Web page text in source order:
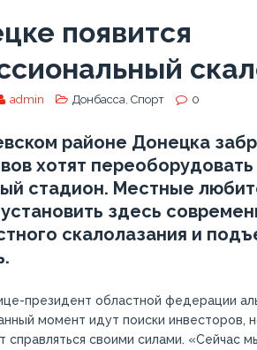
появится
admin Донбасса Спорт 0
районе Донецка
хотят
стадион. Местные
здесь
скалолазания и
президент областной федерации
момент идут поиски инвесторов,
справляться своими силами. «Сейчас